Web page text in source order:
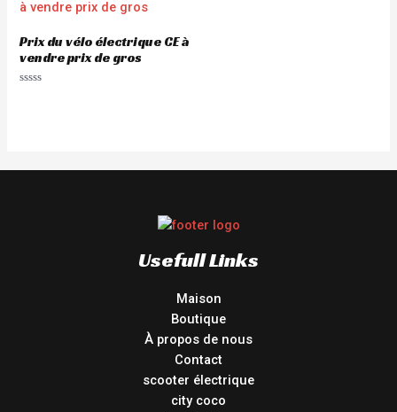
Prix du vélo électrique CE à
vendre prix de gros
Usefull Links
Maison
Boutique
À propos de nous
Contact
scooter électrique
city coco